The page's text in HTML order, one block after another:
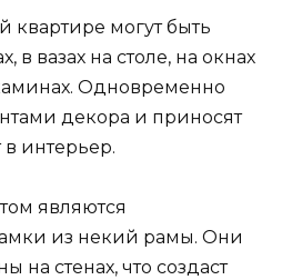
квартире могут быть
в вазах на столе, на окнах
Одновременно
декора и приносят
интерьер.
являются
из некий рамы. Они
на стенах, что создаст